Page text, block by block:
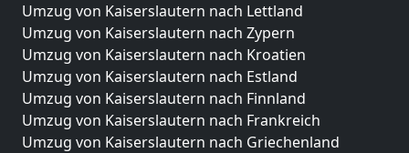
Umzug von Kaiserslautern nach Lettland
Umzug von Kaiserslautern nach Zypern
Umzug von Kaiserslautern nach Kroatien
Umzug von Kaiserslautern nach Estland
Umzug von Kaiserslautern nach Finnland
Umzug von Kaiserslautern nach Frankreich
Umzug von Kaiserslautern nach Griechenland